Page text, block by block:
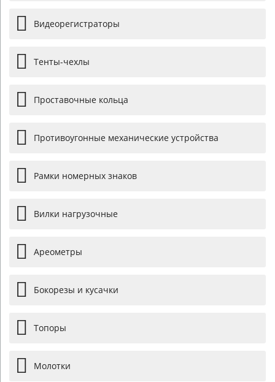
Видеорегистраторы
Тенты-чехлы
Проставочные кольца
Противоугонные механические устройства
Рамки номерных знаков
Вилки нагрузочные
Ареометры
Бокорезы и кусачки
Топоры
Молотки